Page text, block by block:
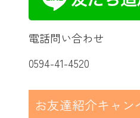
電話問い合わせ
0594-41-4520
お友達紹介キャン